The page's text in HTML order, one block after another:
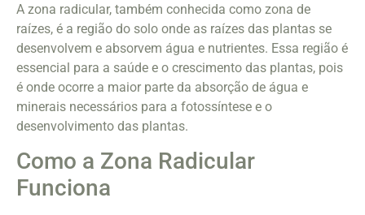
A zona radicular, também conhecida como zona de
raízes, é a região do solo onde as raízes das plantas se
desenvolvem e absorvem água e nutrientes. Essa região é
essencial para a saúde e o crescimento das plantas, pois
é onde ocorre a maior parte da absorção de água e
minerais necessários para a fotossíntese e o
desenvolvimento das plantas.
Como a Zona Radicular
Funciona